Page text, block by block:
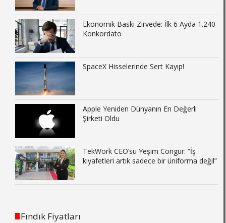
Ekonomik Baskı Zirvede: İlk 6 Ayda 1.240
Konkordato
SpaceX Hisselerinde Sert Kayıp!
Apple Yeniden Dünyanın En Değerli
Şirketi Oldu
TekWork CEO’su Yeşim Congur: “İş
kıyafetleri artık sadece bir üniforma değil”
Fındık Fiyatları